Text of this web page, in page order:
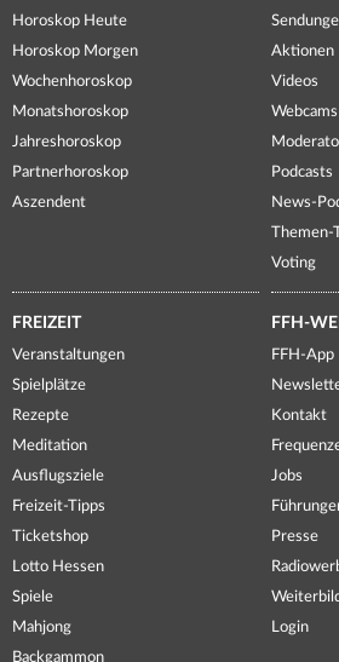
Horoskop Heute
Horoskop Morgen
Wochenhoroskop
Monatshoroskop
Jahreshoroskop
Partnerhoroskop
Aszendent
Aktionen
Videos
Webcams
Podcasts
News-
Voting
FREIZEIT
Veranstaltungen
Spielplätze
Rezepte
Meditation
Ausflugsziele
Freizeit-Tipps
Ticketshop
Lotto Hessen
Spiele
Mahjong
Backgammon
FFH-
FFH-App
Kontakt
Jobs
Presse
Login